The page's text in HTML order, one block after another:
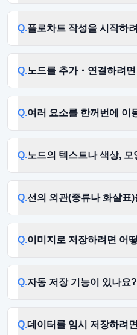
Q.플로차트 작성을 시작하
Q.노드를 추가・연결하려
Q.여러 요소를 한꺼번에 이
Q.노드의 텍스트나 색상,
Q.선의 외관(종류나 화살표
Q.이미지로 저장하려면 어
Q.자동 저장 기능이 있나요?
Q.데이터를 임시 저장하려